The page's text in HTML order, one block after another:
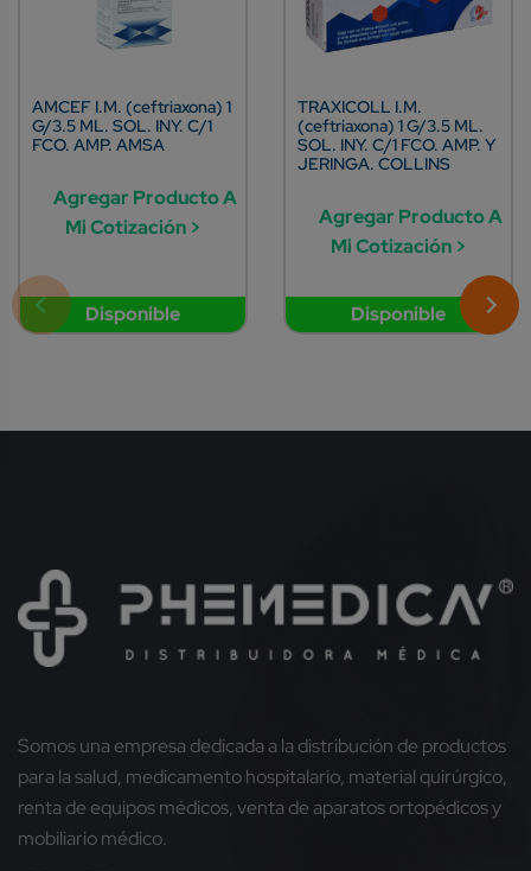
Disponible
AMCEF I.M. (ceftriaxona) 1
G/3.5 ML. SOL. INY. C/1
FCO. AMP. AMSA
Agregar Producto A
Mi Cotización >
Disponible
TRAXICOLL I.M.
(ceftriaxona) 1 G/3.5 ML.
SOL. INY. C/1 FCO. AMP. Y
JERINGA. COLLINS
Agregar Producto A
Mi Cotización >
Somos una empresa dedicada a la distribución de productos
para la salud, medicamento hospitalario, material quirúrgico,
renta de equipos médicos, venta de aparatos ortopédicos y
mobiliario médico.